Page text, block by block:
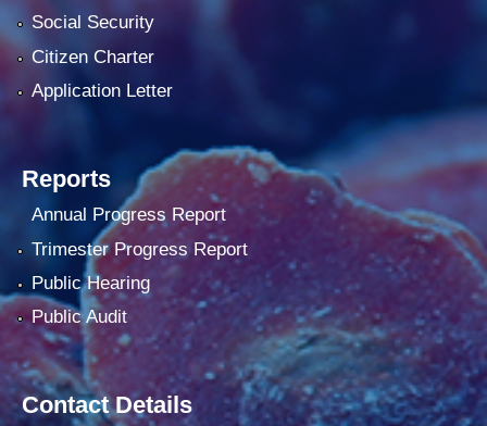
Social Security
Citizen Charter
Application Letter
Reports
Annual Progress Report
Trimester Progress Report
Public Hearing
Public Audit
Contact Details